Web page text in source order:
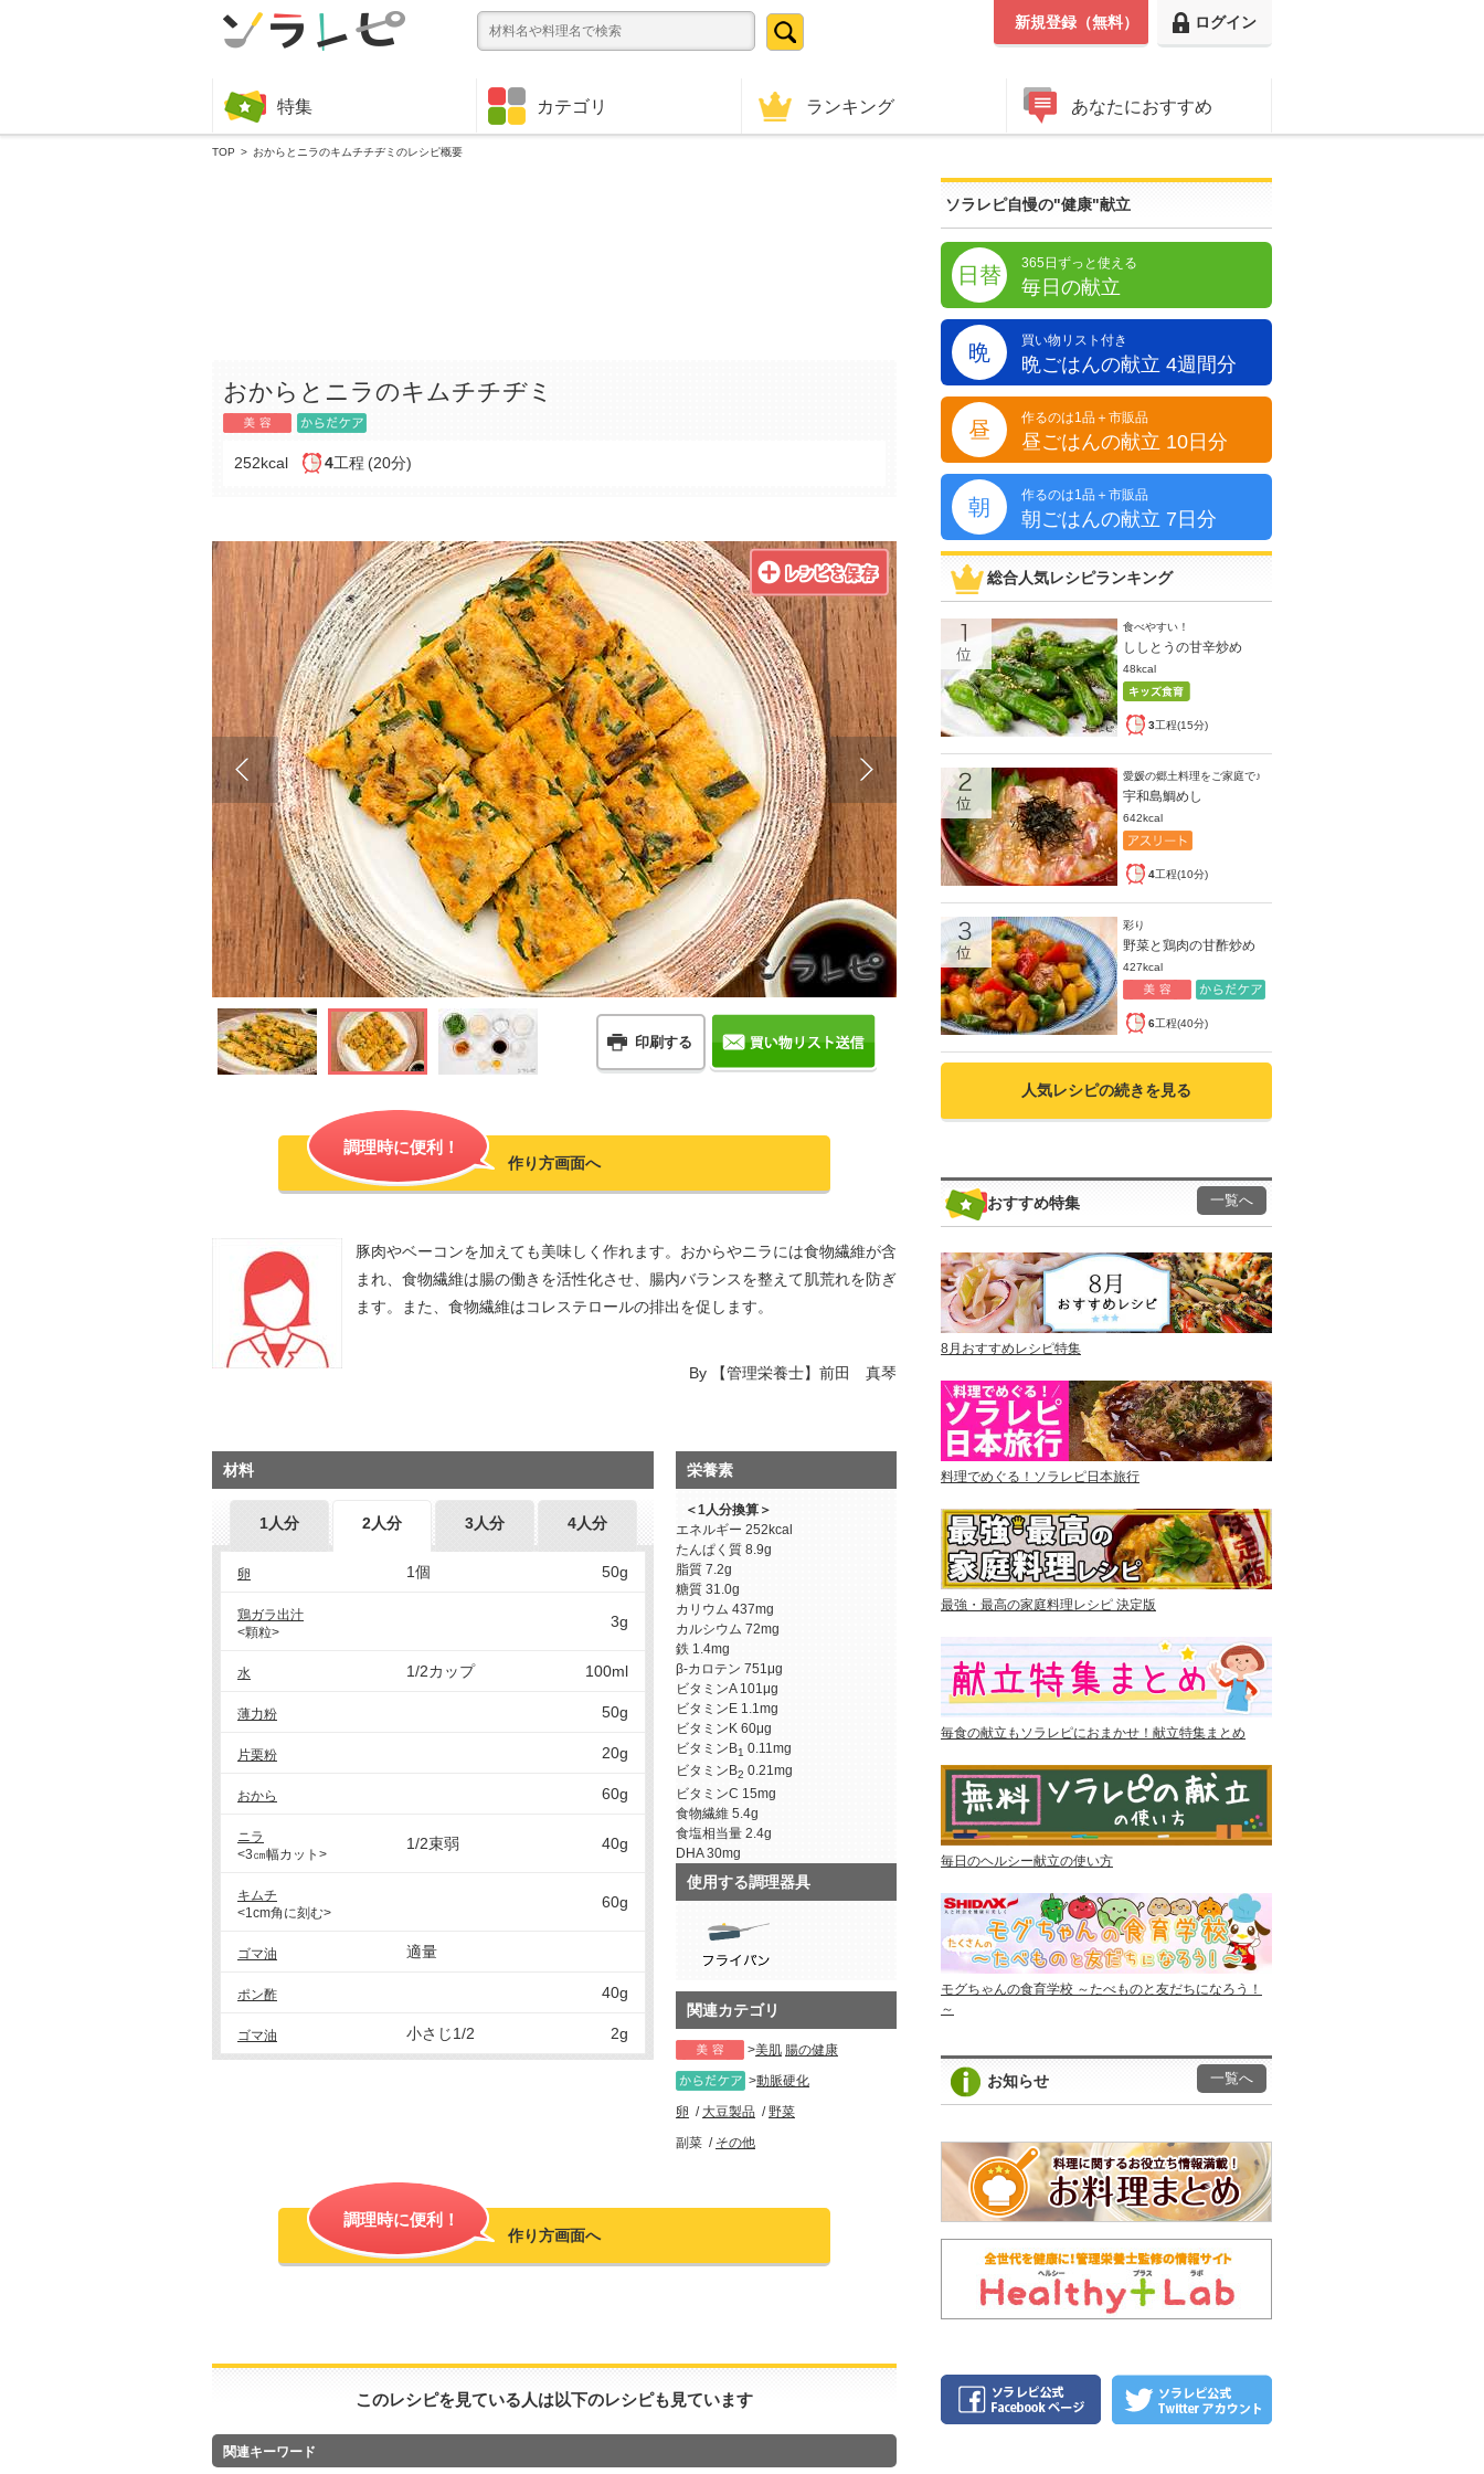
ログイン
新規登録（無料）
特集 カテゴリ ランキング あなたにおすすめ
TOP おからとニラのキムチチヂミのレシピ概要
おからとニラのキムチチヂミ
252kcal 4工程 (20分)
印刷する
調理時に便利！
作り方画面へ
豚肉やベーコンを加えても美味しく作れます。おからやニラには食物繊維が含
まれ、食物繊維は腸の働きを活性化させ、腸内バランスを整えて肌荒れを防ぎ
ます。また、食物繊維はコレステロールの排出を促します。
By 【管理栄養士】前田 真琴
材料
1人分 2人分 3人分 4人分
卵 1個 50g
鶏ガラ出汁
<顆粒>
3g
水 1/2カップ 100ml
薄力粉 50g
片栗粉 20g
おから 60g
ニラ
<3㎝幅カット>
1/2束弱 40g
キムチ
<1cm角に刻む>
60g
ゴマ油 適量
ポン酢 40g
ゴマ油 小さじ1/2 2g
栄養素
＜1人分換算＞
エネルギー 252kcal
たんぱく質 8.9g
脂質 7.2g
糖質 31.0g
カリウム 437mg
カルシウム 72mg
鉄 1.4mg
β-カロテン 751μg
ビタミンA 101μg
ビタミンE 1.1mg
ビタミンK 60μg
ビタミンB1 0.11mg
ビタミンB2 0.21mg
ビタミンC 15mg
食物繊維 5.4g
食塩相当量 2.4g
DHA 30mg
使用する調理器具
関連カテゴリ
美肌 腸の健康
動脈硬化
卵
大豆製品
野菜
副菜
その他
調理時に便利！
作り方画面へ
このレシピを見ている人は以下のレシピも見ています
関連キーワード
ソラレピ自慢の"健康"献立
日替 365日ずっと使える
毎日の献立
晩 買い物リスト付き
晩ごはんの献立 4週間分
昼 作るのは1品＋市販品
昼ごはんの献立 10日分
朝 作るのは1品＋市販品
朝ごはんの献立 7日分
総合人気レシピランキング
食べやすい！
ししとうの甘辛炒め
48kcal
3工程(15分)
愛媛の郷土料理をご家庭で♪
宇和島鯛めし
642kcal
4工程(10分)
彩り
野菜と鶏肉の甘酢炒め
427kcal
6工程(40分)
人気レシピの続きを見る
おすすめ特集 一覧へ
8月おすすめレシピ特集
料理でめぐる！ソラレピ日本旅行
最強・最高の家庭料理レシピ 決定版
毎食の献立もソラレピにおまかせ！献立特集まとめ
毎日のヘルシー献立の使い方
モグちゃんの食育学校 ～たべものと友だちになろう！
～
お知らせ 一覧へ